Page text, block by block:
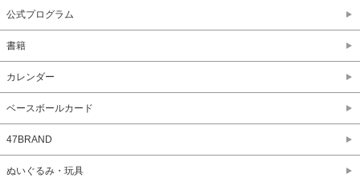
公式プログラム
書籍
カレンダー
ベースボールカード
47BRAND
ぬいぐるみ・玩具